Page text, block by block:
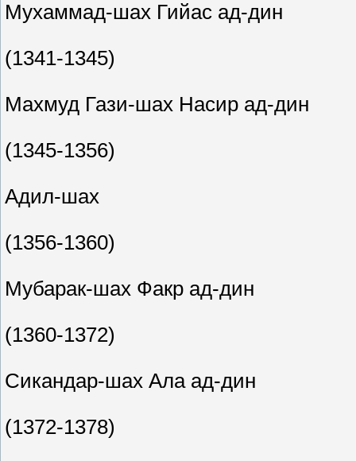
Мухаммад-шах Гийас ад-дин
(1341-1345)
Махмуд Гази-шах Насир ад-дин
(1345-1356)
Адил-шах
(1356-1360)
Мубарак-шах Факр ад-дин
(1360-1372)
Сикандар-шах Ала ад-дин
(1372-1378)